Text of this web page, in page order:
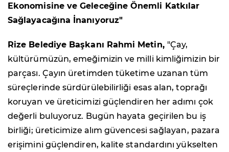
Ekonomisine ve Geleceğine Önemli Katkılar
Sağlayacağına İnanıyoruz"
Rize Belediye Başkanı Rahmi Metin, "Çay,
kültürümüzün, emeğimizin ve milli kimliğimizin bir
parçası. Çayın üretimden tüketime uzanan tüm
süreçlerinde sürdürülebilirliği esas alan, toprağı
koruyan ve üreticimizi güçlendiren her adımı çok
değerli buluyoruz. Bugün hayata geçirilen bu iş
birliği; üreticimize alım güvencesi sağlayan, pazara
erişimini güçlendiren, kalite standardını yükselten